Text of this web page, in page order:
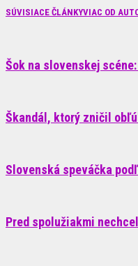
SÚVISIACE ČLÁNKYVIAC OD
Šok na slovenskej
Škandál, ktorý zničil
Slovenská speváčka
Pred spolužiakmi